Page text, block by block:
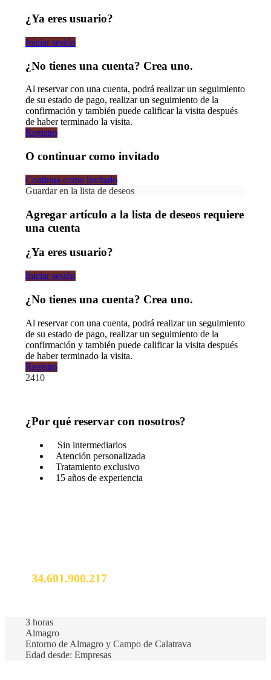
¿Ya eres usuario?
Iniciar sesión
¿No tienes una cuenta? Crea uno.
Al reservar con una cuenta, podrá realizar un seguimiento
de su estado de pago, realizar un seguimiento de la
confirmación y también puede calificar la visita después
de haber terminado la visita.
Registro
O continuar como invitado
Continua como invitado
Guardar en la lista de deseos
Agregar artículo a la lista de deseos requiere
una cuenta
¿Ya eres usuario?
Iniciar sesión
¿No tienes una cuenta? Crea uno.
Al reservar con una cuenta, podrá realizar un seguimiento
de su estado de pago, realizar un seguimiento de la
confirmación y también puede calificar la visita después
de haber terminado la visita.
Registro
2410
¿Por qué reservar con nosotros?
Sin intermediarios
Atención personalizada
Tratamiento exclusivo
15 años de experiencia
34.601.900.217
3 horas
Almagro
Entorno de Almagro y Campo de Calatrava
Edad desde: Empresas